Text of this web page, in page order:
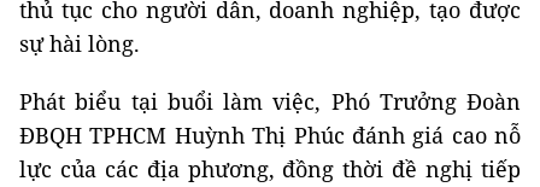
thủ tục cho người dân, doanh nghiệp, tạo được
sự hài lòng.
Phát biểu tại buổi làm việc, Phó Trưởng Đoàn
ĐBQH TPHCM Huỳnh Thị Phúc đánh giá cao nỗ
lực của các địa phương, đồng thời đề nghị tiếp